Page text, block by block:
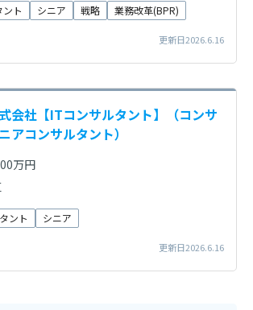
ト シニア 戦略 業務改革(BPR)
更新日2026.6.16
会社【ITコンサルタント】（コンサ
アコンサルタント）
万円
ント シニア
更新日2026.6.16